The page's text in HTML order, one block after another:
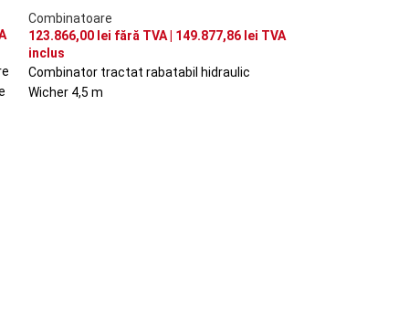
Combinatoare
123.866,00 lei fără TVA | 149.877,86 lei TVA
inclus
Combinator tractat rabatabil hidraulic
Wicher 4,5 m